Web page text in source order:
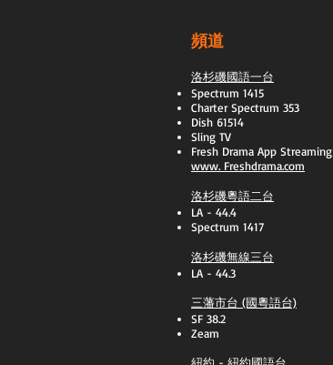
頻道
洛杉磯國語一台
Spectrum 1415
Charter Spectrum 353
Dish 61514
Sling TV
​Fresh Drama App Streaming
www. Freshdrama.com
洛杉磯粵語二台
LA - 44.4
Spectrum 1417
洛杉磯無線三台
LA - 44.3
三藩市台 (國粵語台)
SF 38.2
Zeam